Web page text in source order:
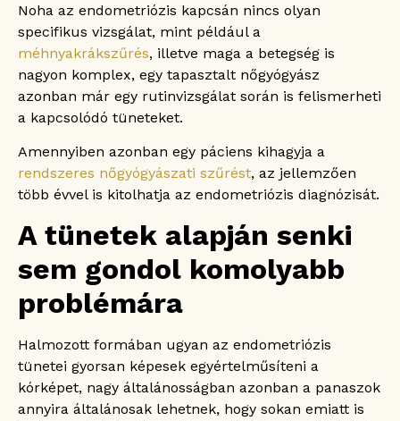
Noha az endometriózis kapcsán nincs olyan
specifikus vizsgálat, mint például a
méhnyakrákszűrés, illetve maga a betegség is
nagyon komplex, egy tapasztalt nőgyógyász
azonban már egy rutinvizsgálat során is felismerheti
a kapcsolódó tüneteket.
Amennyiben azonban egy páciens kihagyja a
rendszeres nőgyógyászati szűrést, az jellemzően
több évvel is kitolhatja az endometriózis diagnózisát.
A tünetek alapján senki
sem gondol komolyabb
problémára
Halmozott formában ugyan az endometriózis
tünetei gyorsan képesek egyértelműsíteni a
kórképet, nagy általánosságban azonban a panaszok
annyira általánosak lehetnek, hogy sokan emiatt is